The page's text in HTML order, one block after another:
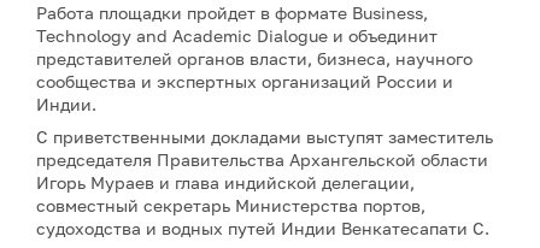
Работа площадки пройдет в формате Business,
Technology and Academic Dialogue и объединит
представителей органов власти, бизнеса, научного
сообщества и экспертных организаций России и
Индии.
С приветственными докладами выступят заместитель
председателя Правительства Архангельской области
Игорь Мураев и глава индийской делегации,
совместный секретарь Министерства портов,
судоходства и водных путей Индии Венкатесапати С.